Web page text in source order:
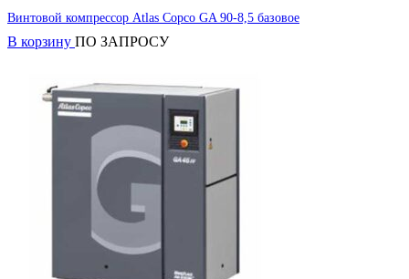
Винтовой компрессор Atlas Copco GA 90-8,5 базовое
В корзину ПО ЗАПРОСУ